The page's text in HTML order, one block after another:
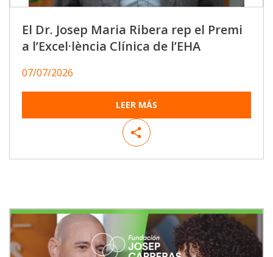
El Dr. Josep Maria Ribera rep el Premi
a l’Excel·lència Clínica de l’EHA
07/07/2026
LEER MÁS